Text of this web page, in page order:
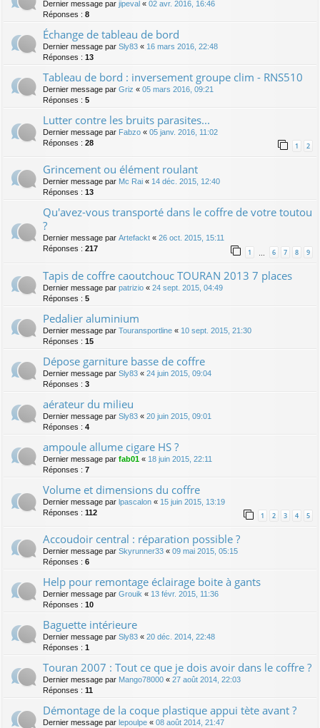
Dernier message par jipeval « 02 avr. 2016, 16:46
Réponses : 8
Échange de tableau de bord
Dernier message par Sly83 « 16 mars 2016, 22:48
Réponses : 13
Tableau de bord : inversement groupe clim - RNS510
Dernier message par Griz « 05 mars 2016, 09:21
Réponses : 5
Lutter contre les bruits parasites...
Dernier message par Fabzo « 05 janv. 2016, 11:02
Réponses : 28 1 2
Grincement ou élément roulant
Dernier message par Mc Rai « 14 déc. 2015, 12:40
Réponses : 13
Qu'avez-vous transporté dans le coffre de votre toutou
?
Dernier message par Artefackt « 26 oct. 2015, 15:11
Réponses : 217 1 6 7 8 9
Tapis de coffre caoutchouc TOURAN 2013 7 places
Dernier message par patrizio « 24 sept. 2015, 04:49
Réponses : 5
Pedalier aluminium
Dernier message par Touransportline « 10 sept. 2015, 21:30
Réponses : 15
Dépose garniture basse de coffre
Dernier message par Sly83 « 24 juin 2015, 09:04
Réponses : 3
aérateur du milieu
Dernier message par Sly83 « 20 juin 2015, 09:01
Réponses : 4
ampoule allume cigare HS ?
Dernier message par fab01 « 18 juin 2015, 22:11
Réponses : 7
Volume et dimensions du coffre
Dernier message par lpascalon « 15 juin 2015, 13:19
Réponses : 112 1 2 3 4 5
Accoudoir central : réparation possible ?
Dernier message par Skyrunner33 « 09 mai 2015, 05:15
Réponses : 6
Help pour remontage éclairage boite à gants
Dernier message par Grouik « 13 févr. 2015, 11:36
Réponses : 10
Baguette intérieure
Dernier message par Sly83 « 20 déc. 2014, 22:48
Réponses : 1
Touran 2007 : Tout ce que je dois avoir dans le coffre ?
Dernier message par Mango78000 « 27 août 2014, 22:03
Réponses : 11
Démontage de la coque plastique appui tète avant ?
Dernier message par lepoulpe « 08 août 2014, 21:47